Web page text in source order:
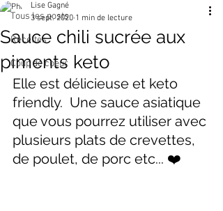
Tous les posts
Recettes
Coup de coeur
Sauce chili sucrée aux
piments keto
Lise Gagné
3 sept. 2020 1 min de lecture
Elle est délicieuse et keto
friendly.  Une sauce asiatique
que vous pourrez utiliser avec
plusieurs plats de crevettes,
de poulet, de porc etc... ❤️